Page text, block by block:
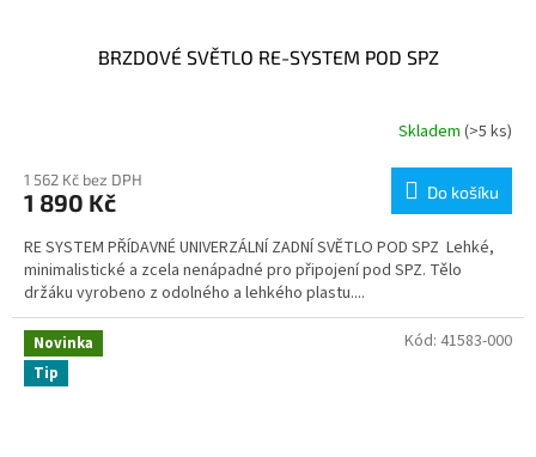
BRZDOVÉ SVĚTLO RE-SYSTEM POD SPZ
Skladem (>5 ks)
1 562 Kč bez DPH
1 890 Kč Do košíku
RE SYSTEM PŘÍDAVNÉ UNIVERZÁLNÍ ZADNÍ SVĚTLO POD SPZ Lehké,
minimalistické a zcela nenápadné pro připojení pod SPZ. Tělo
držáku vyrobeno z odolného a lehkého plastu....
Novinka
Tip
Kód: 41583-000